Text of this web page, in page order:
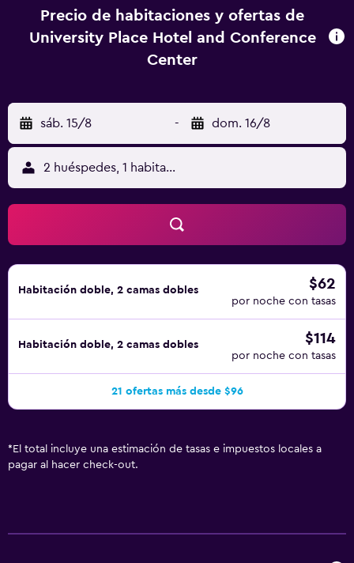
frigorífico y microondas. Los baños están equipados con
ducha y bañera combinadas y artículos de higiene
escritorio y teléfono. Las habitaciones también incluyen
tabla de planchar con plancha y cortinas opacas. Se
ofrece servicio de limpieza a petición. Los servicios de
ocio y esparcimiento en este hotel incluyen gimnasio y
piscina al aire libre de temporada.
Precio de habitaciones y ofertas de
University Place Hotel and Conference
Center
sáb. 15/8 - dom. 16/8
2 huéspedes, 1 habitación
Habitación doble, 2 camas dobles $62
por noche con tasas
Habitación doble, 2 camas dobles $114
por noche con tasas
21 ofertas más desde $96
* El total incluye una estimación de tasas e impuestos locales a
pagar al hacer check-out.